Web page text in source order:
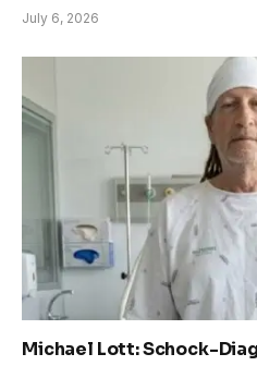
July 6, 2026
Michael Lott: Schock-